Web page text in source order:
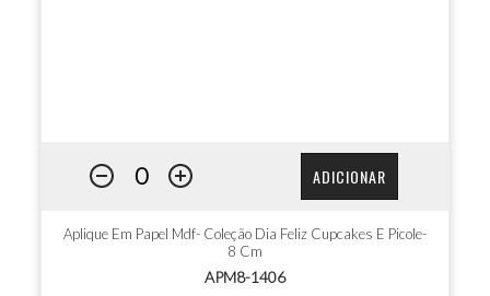
ADICIONAR
Aplique Em Papel Mdf- Coleção Dia Feliz Cupcakes E Picole-
8 Cm
APM8-1406